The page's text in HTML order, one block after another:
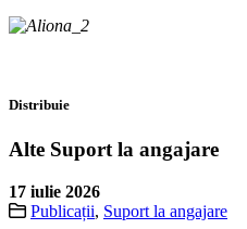
Distribuie
Alte Suport la angajare
17 iulie 2026
Publicații, Suport la angajare